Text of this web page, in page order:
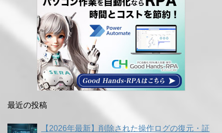
最近の投稿
【2026年最新】削除された操作ログの復元・証